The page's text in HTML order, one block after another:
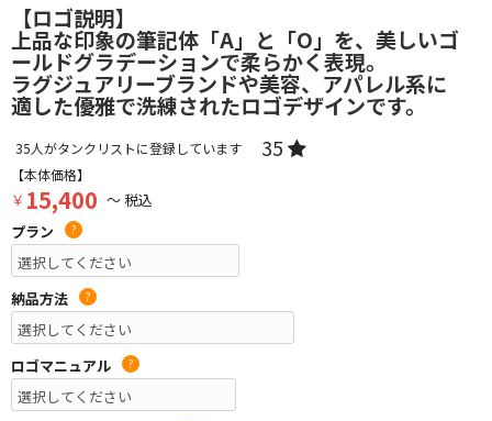
【ロゴ説明】
上品な印象の筆記体「A」と「O」を、美しいゴ
ールドグラデーションで柔らかく表現。
ラグジュアリーブランドや美容、アパレル系に
適した優雅で洗練されたロゴデザインです。
35人がタンクリストに登録しています 35
【本体価格】
￥ 15,400 ～ 税込
プラン
?
納品方法 ?
ロゴマニュアル ?